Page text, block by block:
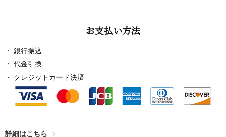
お支払い方法
銀行振込
代金引換
クレジットカード決済
詳細はこちら